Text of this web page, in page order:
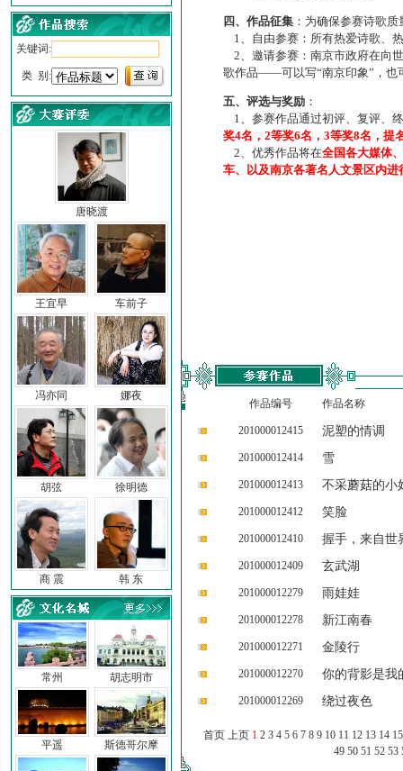
关键词:
类 别:
唐晓渡
王宜早 车前子
冯亦同 娜夜
胡弦 徐明德
商 震 韩 东
常州
平遥
胡志明市
斯德哥尔摩
四、作品征集 ：为确保参赛诗歌
1、自由参赛：所有热爱诗歌、
2、邀请参赛：南京市政府在向
歌作品——可以写“南京印象”，也
五、评选与奖励 ：
1、参赛作品通过初评、复评、
奖4名，2等奖6名，3等奖8名，提
2、优秀作品将在全国各大媒体
车、以及南京各著名人文景区内进
作品编号 作品名称
201000012415 泥塑的情调
201000012414 雪
201000012413 不采蘑菇的小
201000012412 笑脸
201000012410 握手，来自世
201000012409 玄武湖
201000012279 雨娃娃
201000012278 新江南春
201000012271 金陵行
201000012270 你的背影是我
201000012269 绕过夜色
首页 上页 1 2 3 4 5 6 7 8 9 10 11 12 13 14 15
49 50 51 52 53